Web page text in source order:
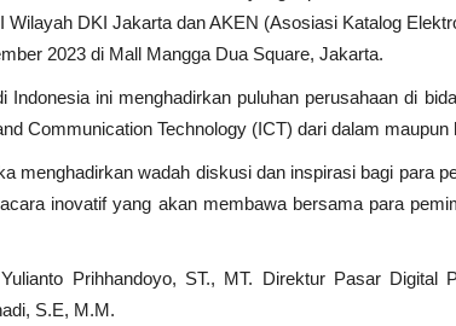
DKI Jakarta dan AKEN (Asosiasi Katalog
2023 di Mall Mangga Dua Square, Jakarta.
Indonesia ini menghadirkan puluhan perusahaan di
Communication Technology (ICT) dari dalam maupun
menghadirkan wadah diskusi dan inspirasi bagi para
inovatif yang akan membawa bersama para
Prihhandoyo, ST., MT. Direktur Pasar Digital
S.E, M.M.